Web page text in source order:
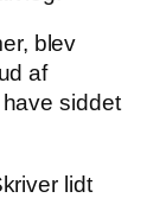
blev
af
siddet
lidt